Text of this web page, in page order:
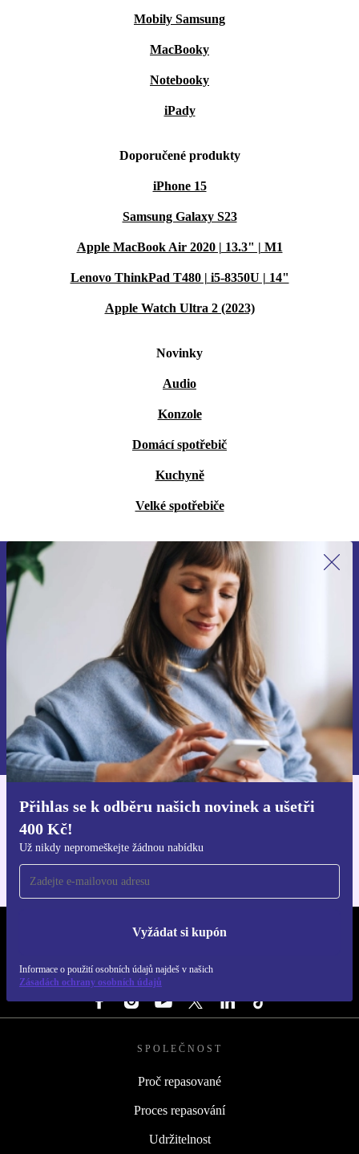
Mobily Samsung
MacBooky
Notebooky
iPady
Doporučené produkty
iPhone 15
Samsung Galaxy S23
Apple MacBook Air 2020 | 13.3" | M1
Lenovo ThinkPad T480 | i5-8350U | 14"
Apple Watch Ultra 2 (2023)
Novinky
Audio
Konzole
Domácí spotřebič
Kuchyně
Velké spotřebiče
Přihlas se k odběru našich novinek a ušetři
400 Kč!
Už nikdy nepromeškejte žádnou nabídku
Vyžádat si kupón
Informace o použití osobních údajů najdeš v našich
Zásadách ochrany osobních údajů
Přihlas se k odběru našich novinek a
ušetři 400 Kč!
Už nikdy nepromeškej žádnou nabídku.
Chci voucher
Informace o použití osobních údajů najdeš v našich
Zásadách ochrany osobních údajů.
Stáhni si aplikaci refurbed
REFURBED ČESKO - RETHINK NEW.
SLEDUJ NÁS
SPOLEČNOST
Proč repasované
Proces repasování
Udržitelnost